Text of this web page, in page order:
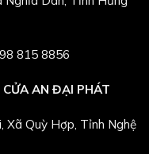
815 8856
AN ĐẠI PHÁT
Xã Quỳ Hợp, Tỉnh Nghệ